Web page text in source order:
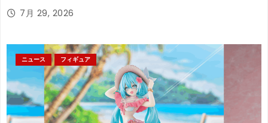
7月 29, 2026
ニュース フィギュア